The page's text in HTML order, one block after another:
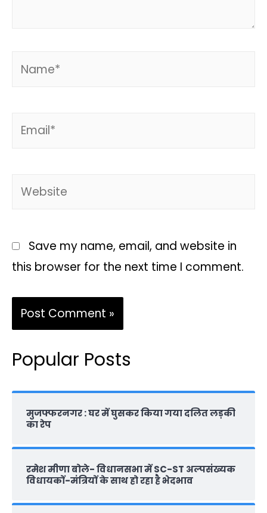
Save my name, email, and website in
this browser for the next time I comment.
Popular Posts
मुजफ्फरनगर : घर में घुसकर किया गया दलित लड़की
का रेप
रमेश मीणा बोले- विधानसभा में SC-ST अल्पसंख्यक
विधायकों-मंत्रियों के साथ हो रहा है भेदभाव